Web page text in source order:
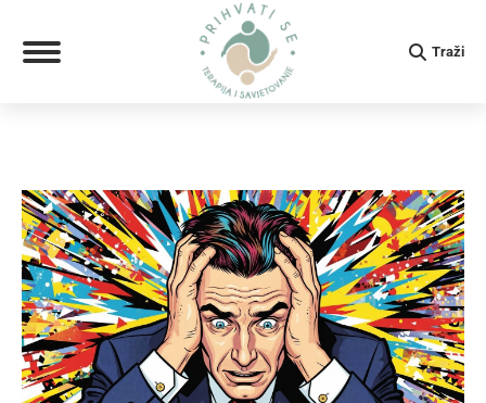
Search:
Traži